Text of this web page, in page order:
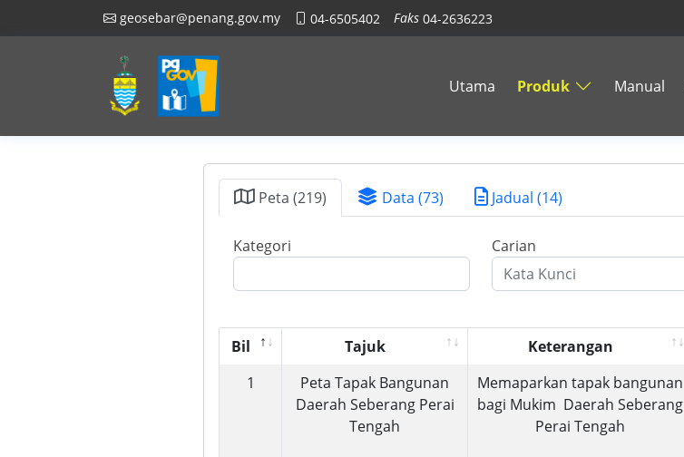
geosebar@penang.gov.my 04-6505402 Faks 04-2636223
Utama Produk Manual
Peta (219) Data (73) Jadual (14)
Kategori
Carian
Bil Tajuk Keterangan
1
Peta Tapak Bangunan
Daerah Seberang Perai
Tengah
Memaparkan tapak bangunan
bagi Mukim Daerah Seberang
Perai Tengah